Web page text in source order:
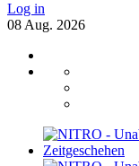
Log in
08 Aug. 2026